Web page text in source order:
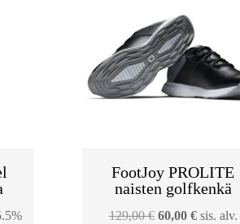
FootJoy PROLITE
naisten golfkenkä
129,00€ Alkuperäinen
60,00 € sis. alv.